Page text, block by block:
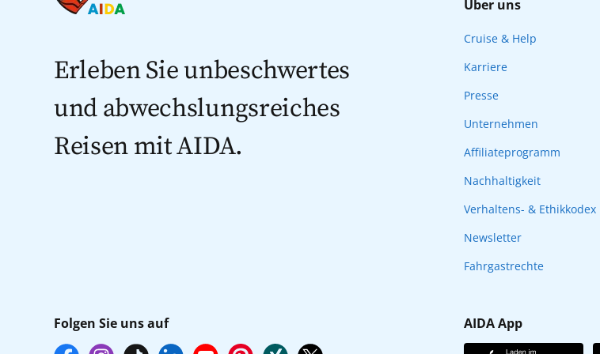
Erleben Sie unbeschwertes
und abwechslungsreiches
Reisen mit AIDA.
Folgen Sie uns auf
Über uns
Cruise & Help
Karriere
Presse
Unternehmen
Affiliateprogramm
Nachhaltigkeit
Verhaltens- & Ethikkodex
Newsletter
Fahrgastrechte
AIDA App